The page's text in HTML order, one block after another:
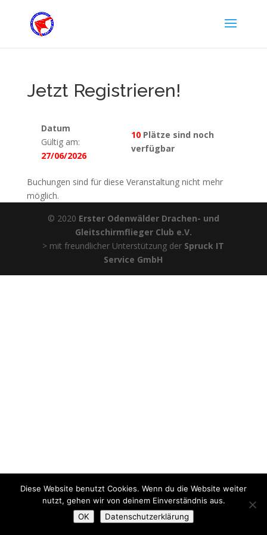
Jetzt Registrieren!
Datum
Gültig am:
27/06/2026
10Plätze sind noch
verfügbar
Buchungen sind für diese Veranstaltung nicht mehr
möglich.
© 2020 Erster Odenwälder Drachen- und
Gleitschirmflieger Club e.V.
> mit freundlicher Unterstützung der Spruck IT
Service GmbH
Diese Website benutzt Cookies. Wenn du die Website weiter
nutzt, gehen wir von deinem Einverständnis aus.
OK
Datenschutzerklärung